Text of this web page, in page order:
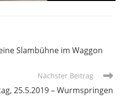
Slambühne im Waggon
Nächster Beitrag
25.5.2019 – Wurmspringen